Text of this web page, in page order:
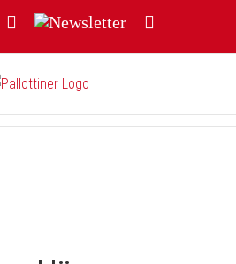
Threads
Newsletter